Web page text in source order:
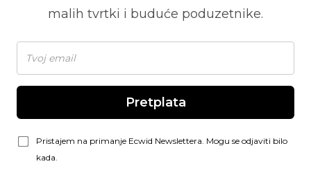
malih tvrtki i buduće poduzetnike.
Pretplata
Pristajem na primanje Ecwid Newslettera. Mogu se odjaviti bilo
kada.